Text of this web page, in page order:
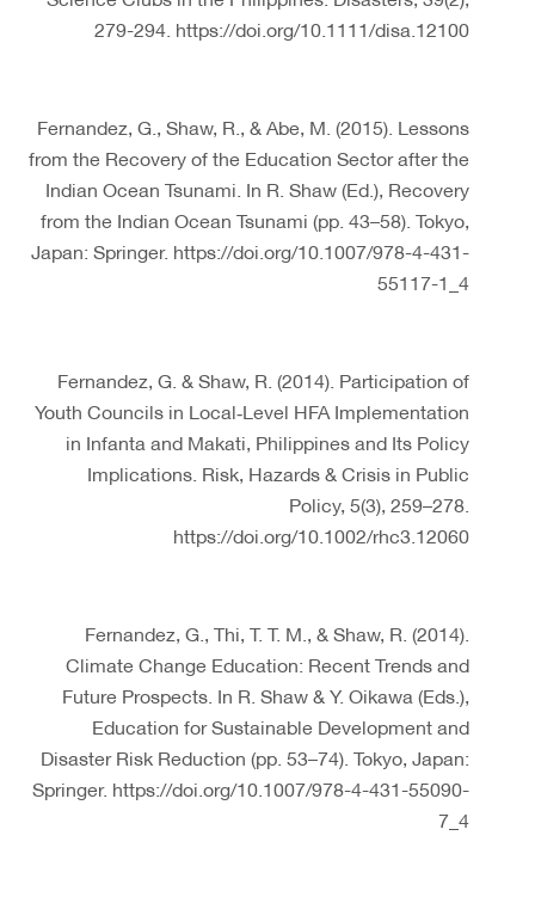
279-294. https://doi.org/10.1111/disa.12100
Fernandez, G., Shaw, R., & Abe, M. (2015). Lessons
from the Recovery of the Education Sector after the
Indian Ocean Tsunami. In R. Shaw (Ed.), Recovery
from the Indian Ocean Tsunami (pp. 43–58). Tokyo,
Japan: Springer. https://doi.org/10.1007/978-4-431-
55117-1_4
Fernandez, G. & Shaw, R. (2014). Participation of
Youth Councils in Local‐Level HFA Implementation
in Infanta and Makati, Philippines and Its Policy
Implications. Risk, Hazards & Crisis in Public
Policy, 5(3), 259–278.
https://doi.org/10.1002/rhc3.12060
Fernandez, G., Thi, T. T. M., & Shaw, R. (2014).
Climate Change Education: Recent Trends and
Future Prospects. In R. Shaw & Y. Oikawa (Eds.),
Education for Sustainable Development and
Disaster Risk Reduction (pp. 53–74). Tokyo, Japan:
Springer. https://doi.org/10.1007/978-4-431-55090-
7_4